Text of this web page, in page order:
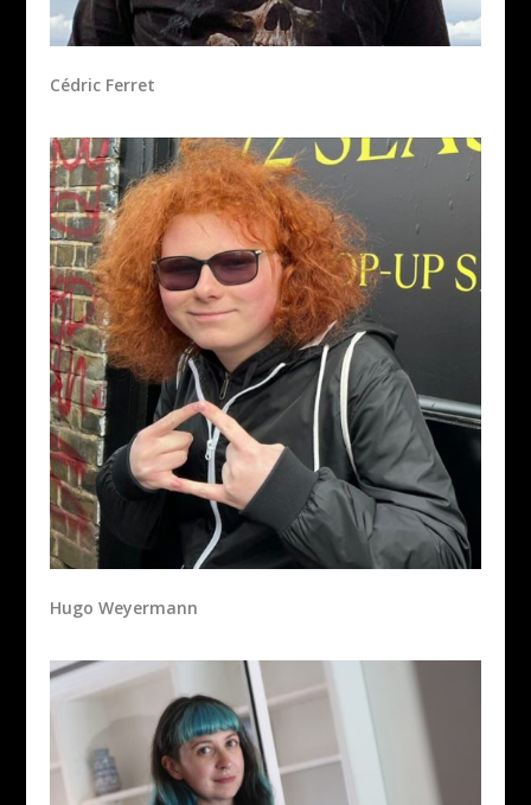
Cédric Ferret
Hugo Weyermann